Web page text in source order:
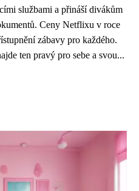
službami a přináší divákům
Ceny Netflixu v roce
zábavy pro každého.
ten pravý pro sebe a svou...